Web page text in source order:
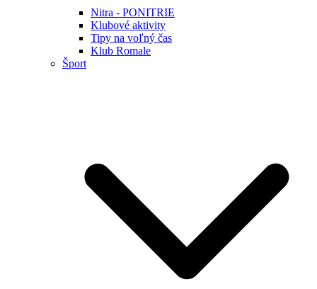
Nitra - PONITRIE
Klubové aktivity
Tipy na voľný čas
Klub Romale
Šport